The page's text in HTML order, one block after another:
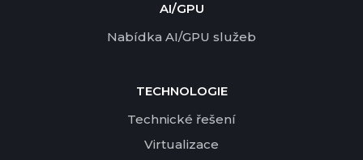
AI/GPU
Nabídka AI/GPU služeb
TECHNOLOGIE
Technické řešení
Virtualizace